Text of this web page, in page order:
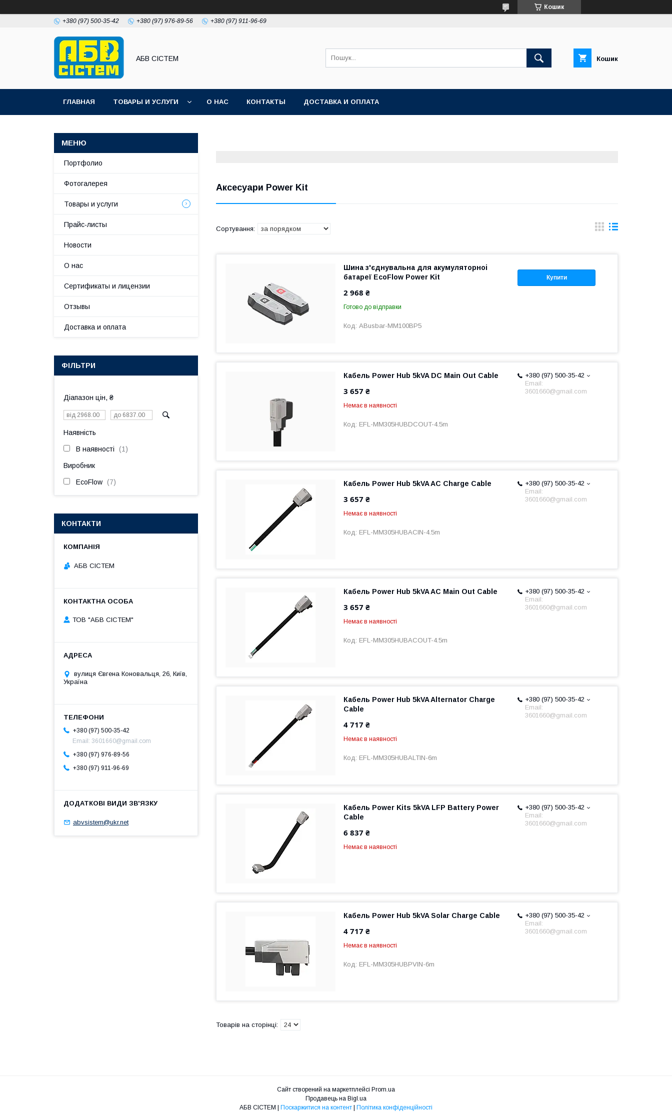
Кошик
+380 (97) 500-35-42 +380 (97) 976-89-56 +380 (97) 911-96-69
АБВ СІСТЕМ Кошик
ГЛАВНАЯ ТОВАРЫ И УСЛУГИ О НАС КОНТАКТЫ ДОСТАВКА И ОПЛАТА
Аксесуари Power Kit
Купити
Шина з'єднувальна для акумуляторноі
батареї EcoFlow Power Kit
2 968 ₴
Готово до відправки
ABusbar-MM100BP5
+380 (97) 500-35-42
Email:
3601660@gmail.com
Кабель Power Hub 5kVA DC Main Out Cable
3 657 ₴
Немає в наявності
EFL-MM305HUBDCOUT-4.5m
+380 (97) 500-35-42
Email:
3601660@gmail.com
Кабель Power Hub 5kVA AC Charge Cable
3 657 ₴
Немає в наявності
EFL-MM305HUBACIN-4.5m
+380 (97) 500-35-42
Email:
3601660@gmail.com
Кабель Power Hub 5kVA AC Main Out Cable
3 657 ₴
Немає в наявності
EFL-MM305HUBACOUT-4.5m
+380 (97) 500-35-42
Email:
3601660@gmail.com
Кабель Power Hub 5kVA Alternator Charge
Cable
4 717 ₴
Немає в наявності
EFL-MM305HUBALTIN-6m
+380 (97) 500-35-42
Email:
3601660@gmail.com
Кабель Power Kits 5kVA LFP Battery Power
Cable
6 837 ₴
Немає в наявності
+380 (97) 500-35-42
Email:
3601660@gmail.com
Кабель Power Hub 5kVA Solar Charge Cable
4 717 ₴
Немає в наявності
EFL-MM305HUBPVIN-6m
Портфолио
Фотогалерея
Товары и услуги
Прайс-листы
Новости
О нас
Сертификаты и лицензии
Отзывы
Доставка и оплата
ФІЛЬТРИ
Діапазон цін, ₴
Наявність
В наявності 1
Виробник
EcoFlow 7
КОНТАКТИ
АБВ СІСТЕМ
ТОВ "АБВ СІСТЕМ"
вулиця Євгена Коновальця, 26, Київ,
Україна
+380 (97) 500-35-42
Email: 3601660@gmail.com
+380 (97) 976-89-56
+380 (97) 911-96-69
abvsistem@ukr.net
Сайт створений на маркетплейсі Prom.ua
Продавець на Bigl.ua
Поскаржитися на контент Політика конфіденційності